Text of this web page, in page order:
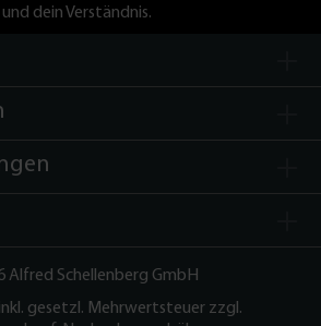
und dein Verständnis.
Alfred Schellenberg GmbH
gesetzl. Mehrwertsteuer zzgl.